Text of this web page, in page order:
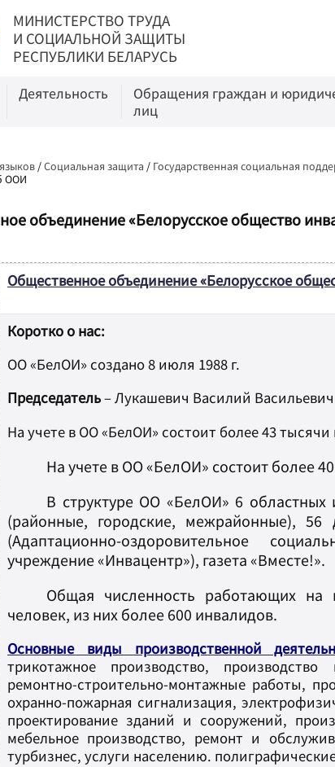
МИНИСТЕРСТВО ТРУДА
И СОЦИАЛЬНОЙ ЗАЩИТЫ
РЕСПУБЛИКИ БЕЛАРУСЬ
Деятельность
Обращения граждан и
лиц
/Социальная защита / Государственная социальная
ООИ
объединение «Белорусское общество
Общественное объединение «Белорусское
Коротко о нас:
ОО «БелОИ» создано 8 июля 1988 г.
Председатель– Лукашевич Василий Васильевич
На учете в ОО «БелОИ» состоит более43тысячи
На учете в ОО «БелОИ» состоит более
В структуре ОО «БелОИ» 6 областных
(районные, городские, межрайонные), 56
(Адаптационно-оздоровительное
учреждение «Инвацентр»), газета «Вместе!».
Общая численность работающих на
человек, из них более 600 инвалидов.
Основные виды производственной
трикотажное производство,
ремонтно-строительно-монтажные работы,
охранно-пожарная сигнализация,
проектирование зданий и сооружений,
мебельное производство, ремонт и
турбизнес, услуги населению.